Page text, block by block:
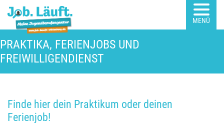
MENÜ
PRAKTIKA, FERIENJOBS UND
FREIWILLIGENDIENST
Finde hier dein Praktikum oder deinen
Ferienjob!